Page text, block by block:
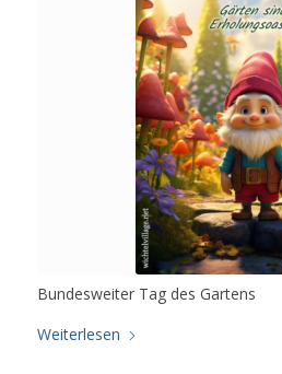
Bundesweiter Tag des Gartens
Weiterlesen